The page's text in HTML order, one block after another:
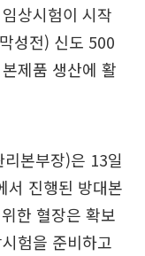
상시험이 시작
성전) 신도 500
제품 생산에 활
본부장)은 13일
서 진행된 방대본
한 혈장은 확보
험을 준비하고